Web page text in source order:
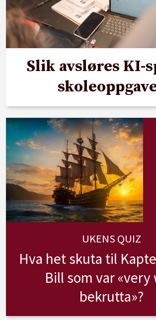
Slik avsløres KI-
UKENS QUIZ
Hva het skuta til
Bill som var «very
bekrutta»?